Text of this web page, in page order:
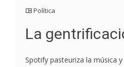
Política
La
Spotify pasteuriza la música